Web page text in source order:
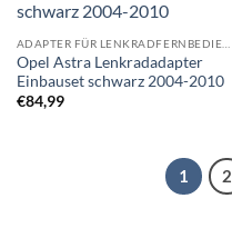
Wunschliste
Opel Astra Lenkradadapter
Einbauset schwarz 2004-2010
€84,99
1 2